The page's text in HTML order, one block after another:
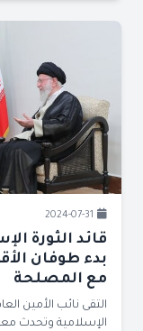
2024-07-31
قائد الثورة
بدء طوفان
مع المصلحة
التقى نائب الأمين
الإسلامية وتحدث